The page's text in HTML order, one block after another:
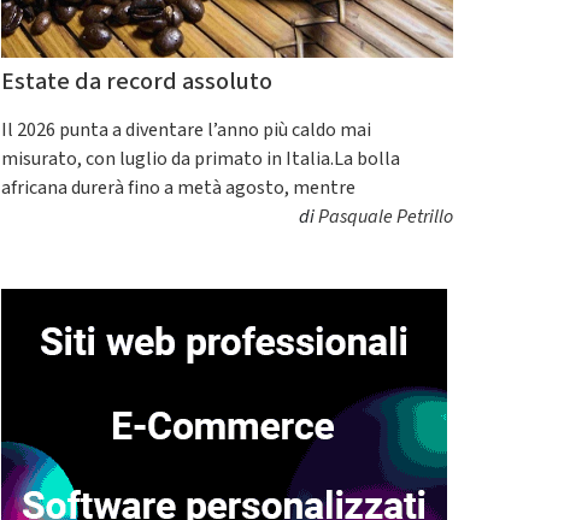
Estate da record assoluto
Il 2026 punta a diventare l’anno più caldo mai
misurato, con luglio da primato in Italia.La bolla
africana durerà fino a metà agosto, mentre
diPasquale Petrillo